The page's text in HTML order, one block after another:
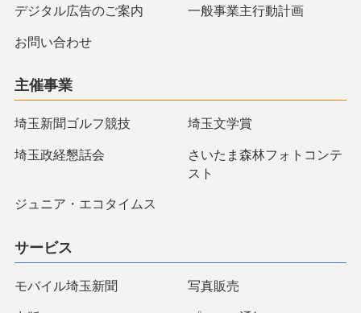
デジタル広告のご案内 一般事業主行動計画
お問い合わせ
主催事業
埼玉新聞ゴルフ競技 埼玉文学賞
埼玉政経懇話会
さいたま森林フォトコンテ
スト
ジュニア・エコタイムス
サービス
モバイル埼玉新聞 写真販売